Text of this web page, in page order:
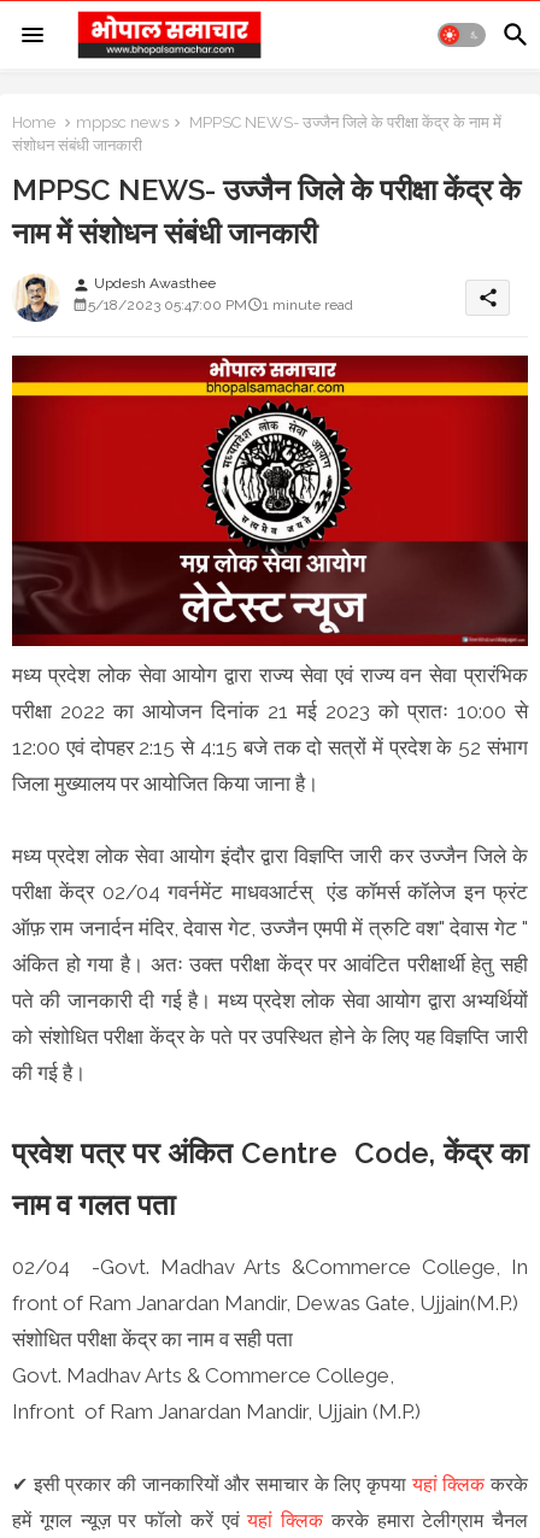
Home mppsc news
MPPSC NEWS- उज्जैन जिले के परीक्षा केंद्र के नाम में
संशोधन संबंधी जानकारी
MPPSC NEWS- उज्जैन जिले के परीक्षा केंद्र के
नाम में संशोधन संबंधी जानकारी
person Updesh Awasthee
5/18/2023 05:47:00 PM
1 minute read share
मध्य प्रदेश लोक सेवा आयोग द्वारा राज्य सेवा एवं राज्य वन सेवा प्रारंभिक
परीक्षा 2022 का आयोजन दिनांक 21 मई 2023 को प्रातः 10:00 से
12:00 एवं दोपहर 2:15 से 4:15 बजे तक दो सत्रों में प्रदेश के 52 संभाग
जिला मुख्यालय पर आयोजित किया जाना है।
मध्य प्रदेश लोक सेवा आयोग इंदौर द्वारा विज्ञप्ति जारी कर उज्जैन जिले के
परीक्षा केंद्र 02/04 गवर्नमेंट माधवआर्टस् एंड कॉमर्स कॉलेज इन फ्रंट
ऑफ़ राम जनार्दन मंदिर, देवास गेट, उज्जैन एमपी में त्रुटि वश" देवास गेट "
अंकित हो गया है। अतः उक्त परीक्षा केंद्र पर आवंटित परीक्षार्थी हेतु सही
पते की जानकारी दी गई है। मध्य प्रदेश लोक सेवा आयोग द्वारा अभ्यर्थियों
को संशोधित परीक्षा केंद्र के पते पर उपस्थित होने के लिए यह विज्ञप्ति जारी
की गई है।
प्रवेश पत्र पर अंकित Centre Code, केंद्र का
नाम व गलत पता
02/04 -Govt. Madhav Arts &Commerce College, In
front of Ram Janardan Mandir, Dewas Gate, Ujjain(M.P.)
संशोधित परीक्षा केंद्र का नाम व सही पता
Govt. Madhav Arts & Commerce College,
Infront of Ram Janardan Mandir, Ujjain (M.P.)
✔ इसी प्रकार की जानकारियों और समाचार के लिए कृपयायहां क्लिक करके
हमें गूगल न्यूज़ पर फॉलो करें एवंयहां क्लिक करके हमारा टेलीग्राम चैनल